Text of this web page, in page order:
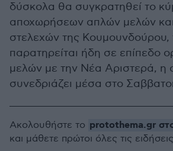
δύσκολα θα συγκρατηθεί το
αποχωρήσεων απλών μελών
στελεχών της Κουμουνδούρου,
παρατηρείται ήδη σε επίπεδο
μελών με την Νέα Αριστερά, η
συνεδριάζει μέσα στο
Ακολουθήστε το protothema.gr
και μάθετε πρώτοι όλες τις ειδήσεις